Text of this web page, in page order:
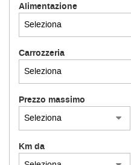
Alimentazione
Carrozzeria
Prezzo massimo
Km da